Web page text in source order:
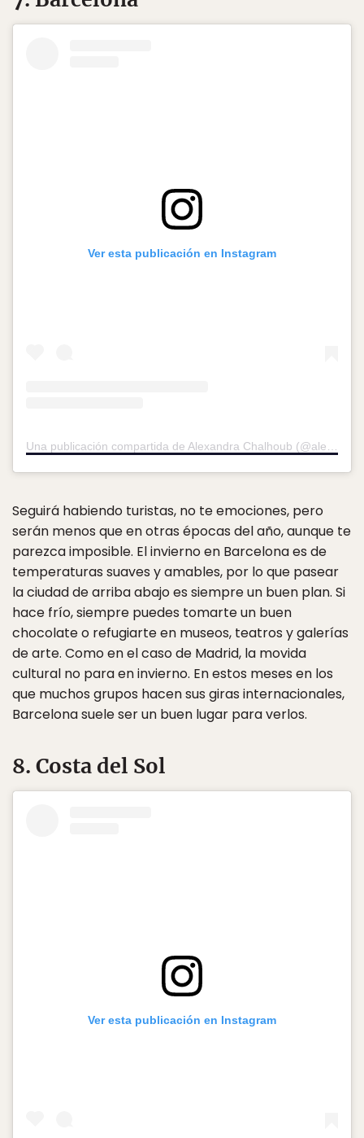
Ver esta publicación en Instagram
Seguirá habiendo turistas, no te emociones, pero
serán menos que en otras épocas del año, aunque te
parezca imposible. El invierno en Barcelona es de
temperaturas suaves y amables, por lo que pasear
la ciudad de arriba abajo es siempre un buen plan. Si
hace frío, siempre puedes tomarte un buen
chocolate o refugiarte en museos, teatros y galerías
de arte. Como en el caso de Madrid, la movida
cultural no para en invierno. En estos meses en los
que muchos grupos hacen sus giras internacionales,
Barcelona suele ser un buen lugar para verlos.
8. Costa del Sol
Ver esta publicación en Instagram